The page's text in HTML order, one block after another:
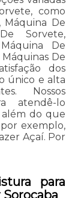
como
Máquina De
Sorvete,
De
De
dos
único e alta
Nossos
atendê-lo
além do que
exemplo,
Açaí. Por
para